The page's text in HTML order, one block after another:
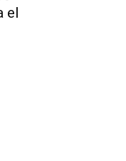
el